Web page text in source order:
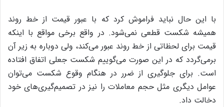
با این حال نباید فراموش کرد که با عبور قیمت از خط روند
همیشه شکست قطعی نمی‌شود. در واقع برخی مواقع با اینکه
قیمت برای لحظاتی از خط روند عبور می‌کند، ولی دوباره به زیر آن
برمی‌گردد که در این صورت می‌گوییم شکست جعلی اتفاق افتاده
است. برای جلوگیری از ضرر در هنگام وقوع شکست می‌توان
عوامل دیگری مثل حجم معاملات را نیز در تصمیم‌گیری‌های خود
دخالت داد.